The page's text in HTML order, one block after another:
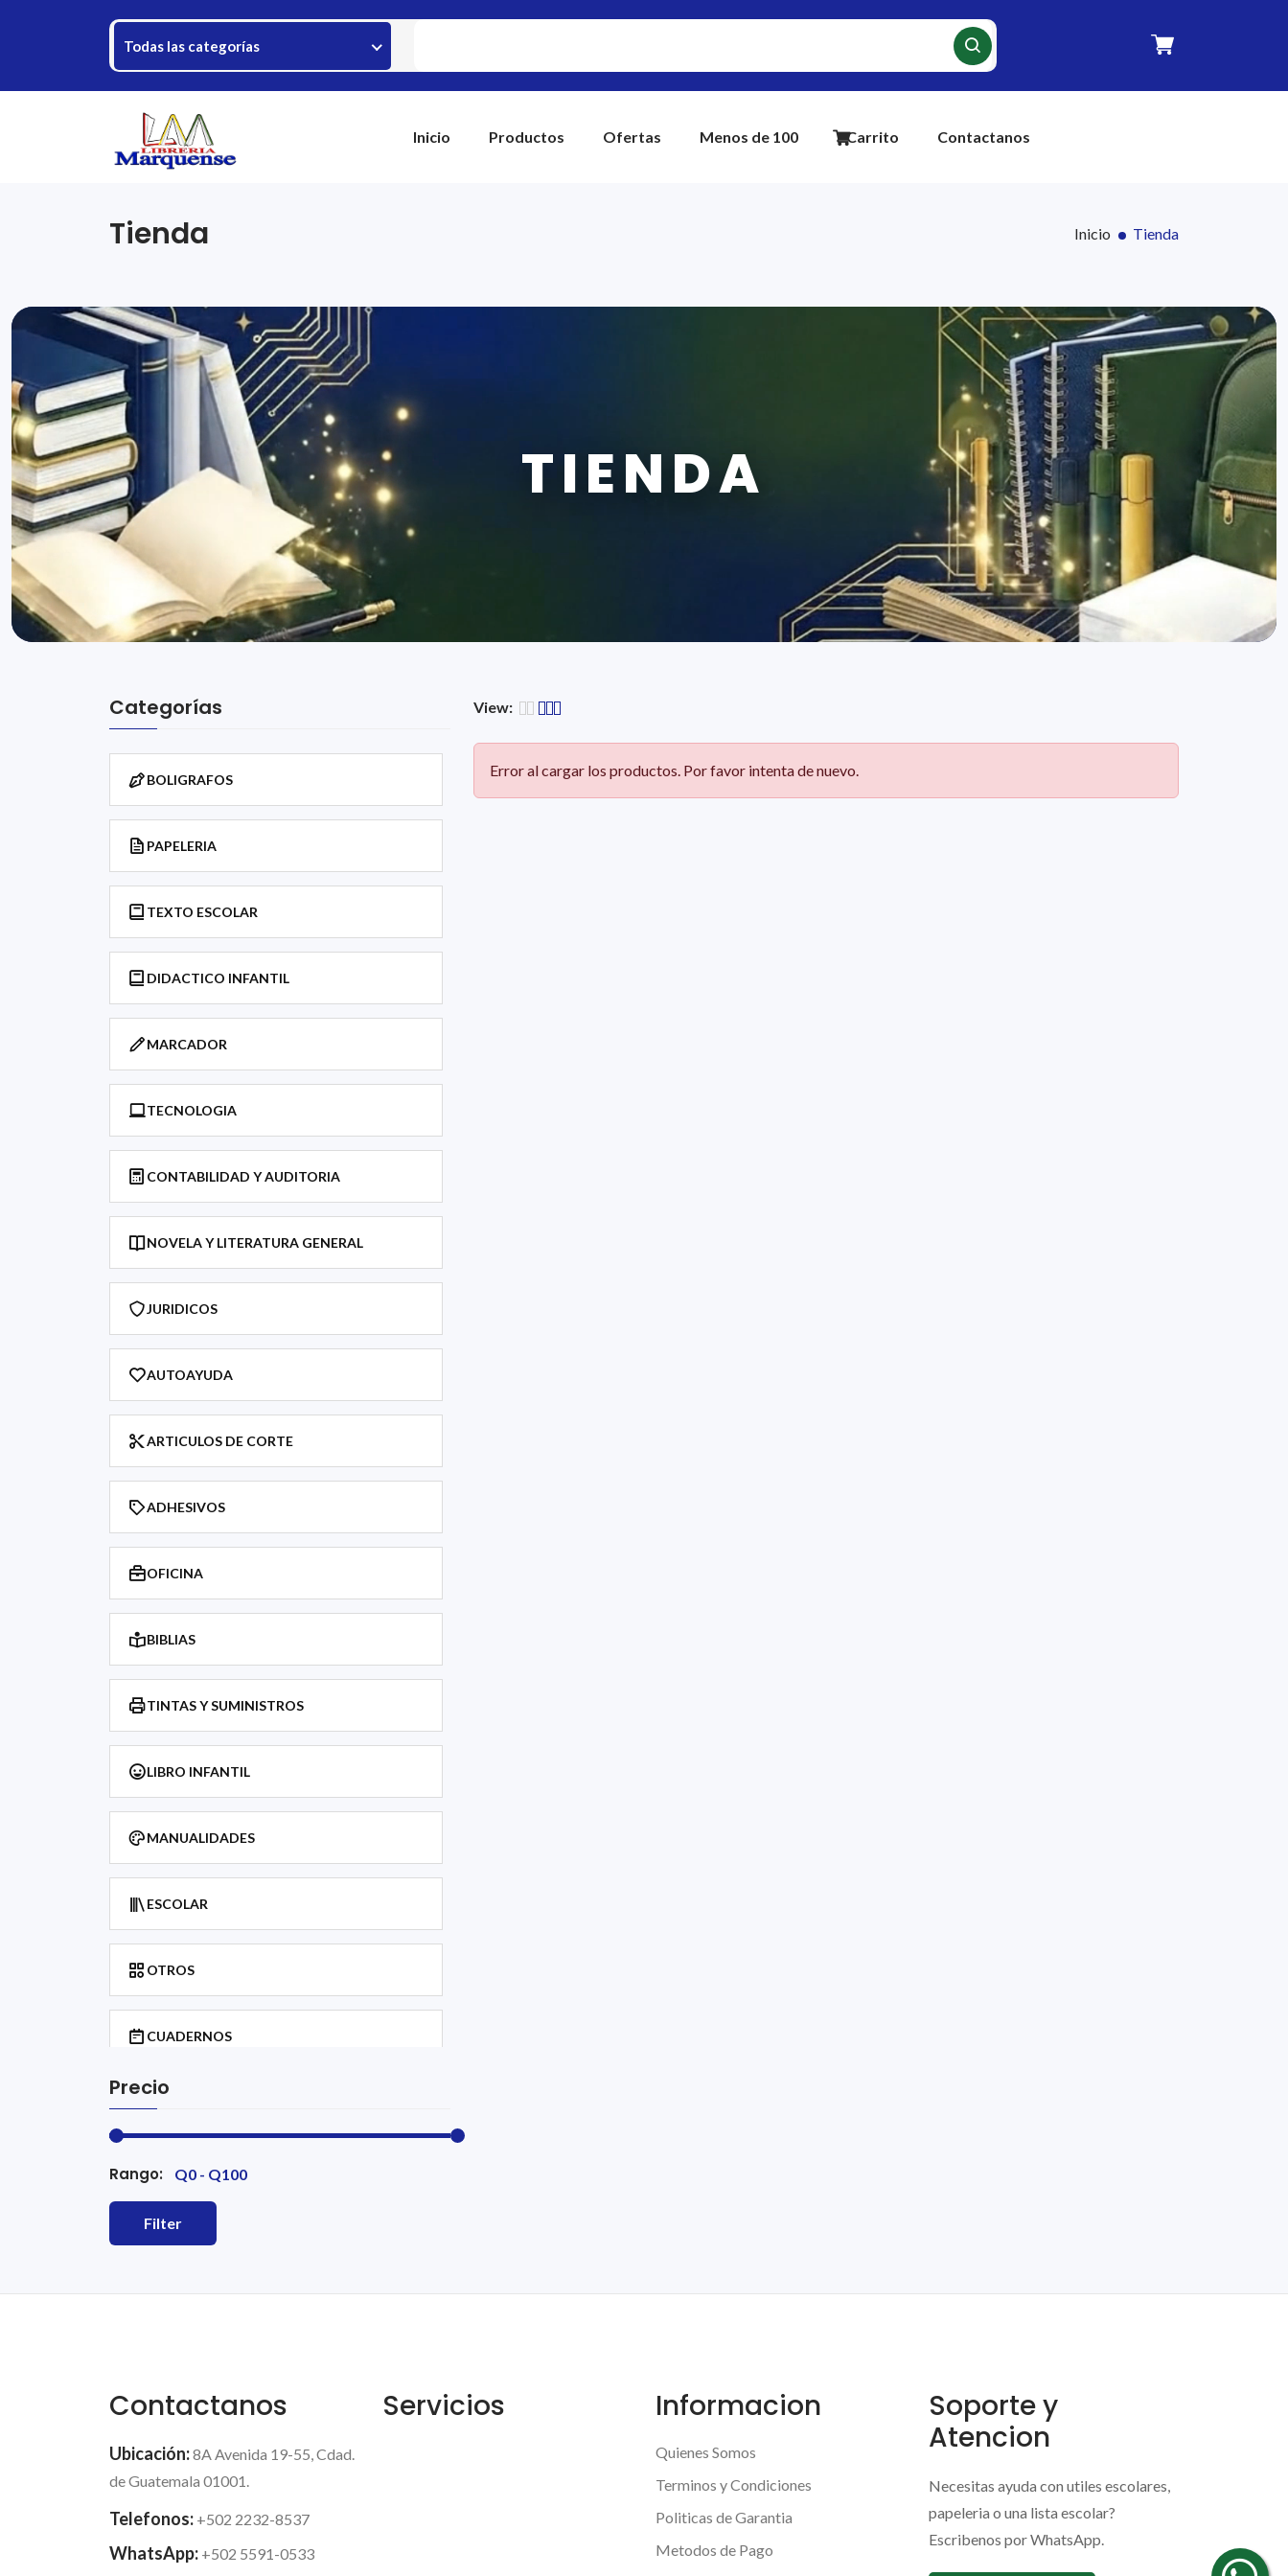
Todas las categorías
Inicio Productos Ofertas Menos de 100 Carrito Contactanos
Tienda Inicio Tienda
TIENDA
Categorías
BOLIGRAFOS
PAPELERIA
TEXTO ESCOLAR
DIDACTICO INFANTIL
MARCADOR
TECNOLOGIA
CONTABILIDAD Y AUDITORIA
NOVELA Y LITERATURA GENERAL
JURIDICOS
AUTOAYUDA
ARTICULOS DE CORTE
ADHESIVOS
OFICINA
BIBLIAS
TINTAS Y SUMINISTROS
LIBRO INFANTIL
MANUALIDADES
ESCOLAR
OTROS
CUADERNOS
SOCIOLOGIA
FACTURACION
ENTRETENIMIENTO
Precio
Rango:
Filter
View:
Error al cargar los productos. Por favor intenta de nuevo.
Contactanos
Ubicación:8A Avenida 19-55, Cdad.
de Guatemala 01001.
Telefonos: +502 2232-8537
WhatsApp: +502 5591-0533
Servicios Informacion
Quienes Somos
Terminos y Condiciones
Politicas de Garantia
Metodos de Pago
Soporte y
Atencion
Necesitas ayuda con utiles escolares,
papeleria o una lista escolar?
Escribenos por WhatsApp.